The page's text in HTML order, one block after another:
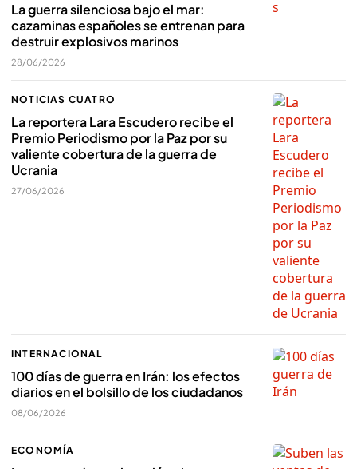
La guerra silenciosa bajo el mar:
cazaminas españoles se entrenan para
destruir explosivos marinos
28/06/2026
NOTICIAS CUATRO
La reportera Lara Escudero recibe el
Premio Periodismo por la Paz por su
valiente cobertura de la guerra de
Ucrania
27/06/2026
INTERNACIONAL
100 días de guerra en Irán: los efectos
diarios en el bolsillo de los ciudadanos
08/06/2026
ECONOMÍA